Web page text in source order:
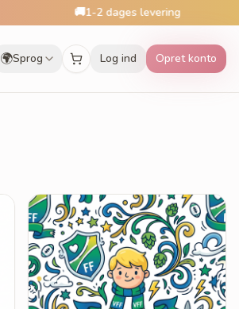
1-2 dages levering
🌍Sprog Log ind Opret konto